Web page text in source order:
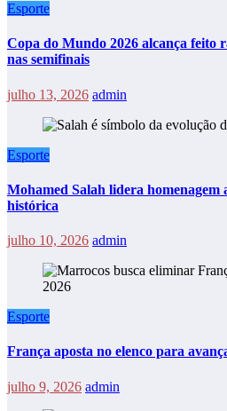
Esporte
Copa do Mundo 2026 alcança feito
nas semifinais
julho 13, 2026 admin
Esporte
Mohamed Salah lidera homenagem
histórica
julho 10, 2026 admin
Esporte
França aposta no elenco para
julho 9, 2026 admin